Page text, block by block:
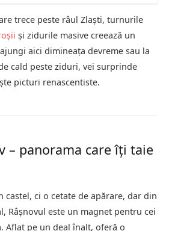
trece peste râul Zlaști, turnurile
și zidurile masive creează un
aici dimineața devreme sau la
cald peste ziduri, vei surprinde
picturi renascentiste.
– panorama care îți taie
castel, ci o cetate de apărare, dar din
Râșnovul este un magnet pentru cei
Aflat pe un deal înalt, oferă o